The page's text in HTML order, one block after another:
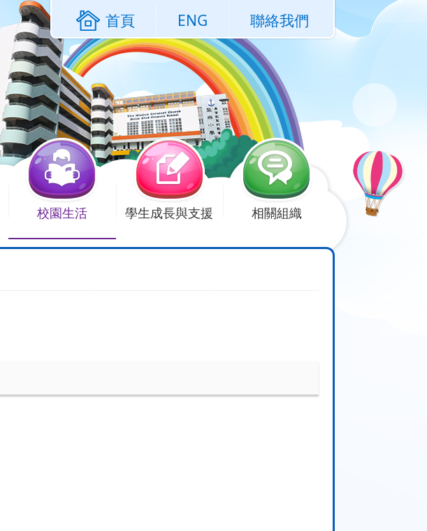
首頁 ENG 聯絡我們
校園生活 學生成長與支援 相關組織